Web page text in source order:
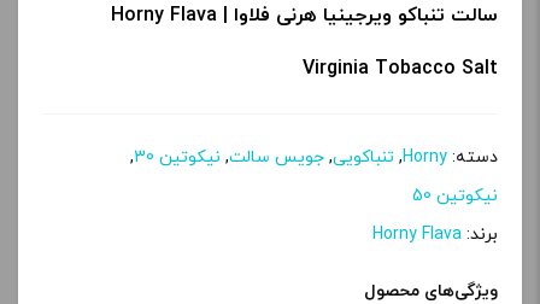
سالت تنباکو ویرجینیا هرنی فلاوا | Horny Flava
Virginia Tobacco Salt
دسته: Horny
, تنباکویی, جویس سالت, نیکوتین 30
,
نیکوتین 50
برند: Horny Flava
ویژگی‌های محصول